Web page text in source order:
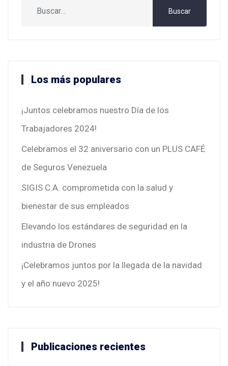
Buscar
Los más populares
¡Juntos celebramos nuestro Día de los
Trabajadores 2024!
Celebramos el 32 aniversario con un PLUS CAFÉ
de Seguros Venezuela
SIGIS C.A. comprometida con la salud y
bienestar de sus empleados
Elevando los estándares de seguridad en la
industria de Drones
¡Celebramos juntos por la llegada de la navidad
y el año nuevo 2025!
Publicaciones recientes